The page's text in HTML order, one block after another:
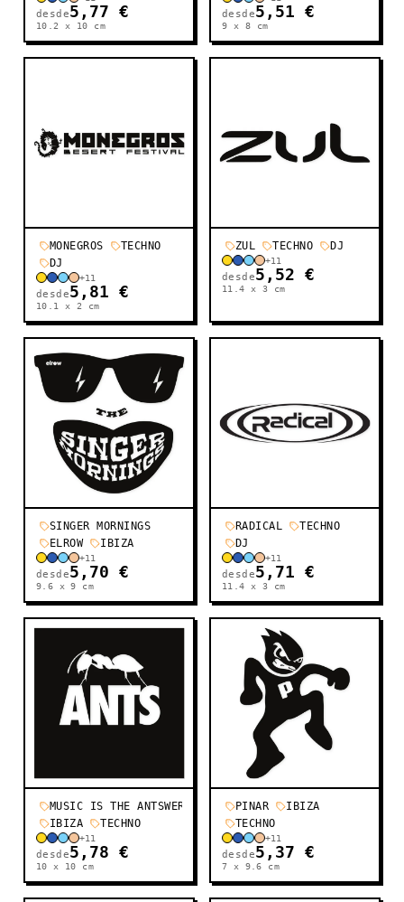
desde5,77 €
10.2 x 10 cm
desde5,51 €
9 x 8 cm
MONEGROS
TECHNO
DJ
+11
desde5,81 €
10.1 x 2 cm
ZUL TECHNO DJ
+11
desde5,52 €
11.4 x 3 cm
SINGER MORNINGS
ELROW
IBIZA
+11
desde5,70 €
9.6 x 9 cm
RADICAL
TECHNO
DJ
+11
desde5,71 €
11.4 x 3 cm
MUSIC IS THE ANTSWER
IBIZA
TECHNO
+11
desde5,78 €
10 x 10 cm
PINAR
IBIZA
TECHNO
+11
desde5,37 €
7 x 9.6 cm